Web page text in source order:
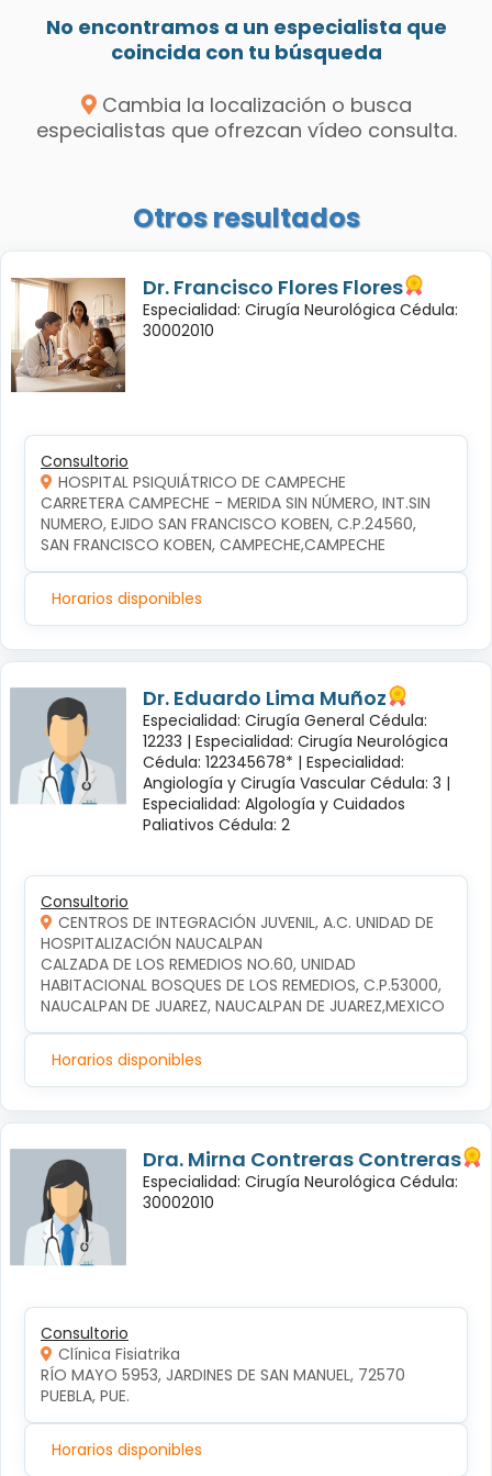
No encontramos a un especialista que
coincida con tu búsqueda
Cambia la localización o busca
especialistas que ofrezcan vídeo consulta.
Otros resultados
Dr. Francisco Flores Flores
Especialidad: Cirugía Neurológica Cédula:
30002010
Consultorio
HOSPITAL PSIQUIÁTRICO DE CAMPECHE
CARRETERA CAMPECHE - MERIDA SIN NÚMERO, INT.SIN
NUMERO, EJIDO SAN FRANCISCO KOBEN, C.P.24560,
SAN FRANCISCO KOBEN, CAMPECHE,CAMPECHE
Horarios disponibles
Dr. Eduardo Lima Muñoz
Especialidad: Cirugía General Cédula:
12233 | Especialidad: Cirugía Neurológica
Cédula: 122345678* | Especialidad:
Angiología y Cirugía Vascular Cédula: 3 |
Especialidad: Algología y Cuidados
Paliativos Cédula: 2
Consultorio
CENTROS DE INTEGRACIÓN JUVENIL, A.C. UNIDAD DE
HOSPITALIZACIÓN NAUCALPAN
CALZADA DE LOS REMEDIOS NO.60, UNIDAD
HABITACIONAL BOSQUES DE LOS REMEDIOS, C.P.53000,
NAUCALPAN DE JUAREZ, NAUCALPAN DE JUAREZ,MEXICO
Horarios disponibles
Dra. Mirna Contreras Contreras
Especialidad: Cirugía Neurológica Cédula:
30002010
Consultorio
Clínica Fisiatrika
RÍO MAYO 5953, JARDINES DE SAN MANUEL, 72570
PUEBLA, PUE.
Horarios disponibles